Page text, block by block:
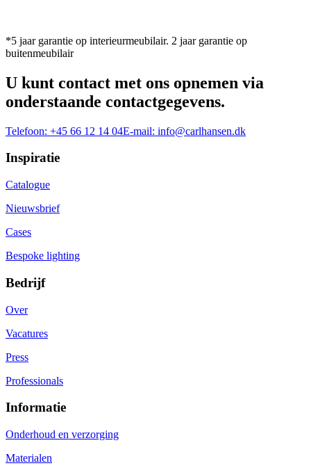
*5 jaar garantie op interieurmeubilair. 2 jaar garantie op
buitenmeubilair
U kunt contact met ons opnemen via
onderstaande contactgegevens.
Telefoon: +45 66 12 14 04E-mail: info@carlhansen.dk
Inspiratie
Catalogue
Nieuwsbrief
Cases
Bespoke lighting
Bedrijf
Over
Vacatures
Press
Professionals
Informatie
Onderhoud en verzorging
Materialen